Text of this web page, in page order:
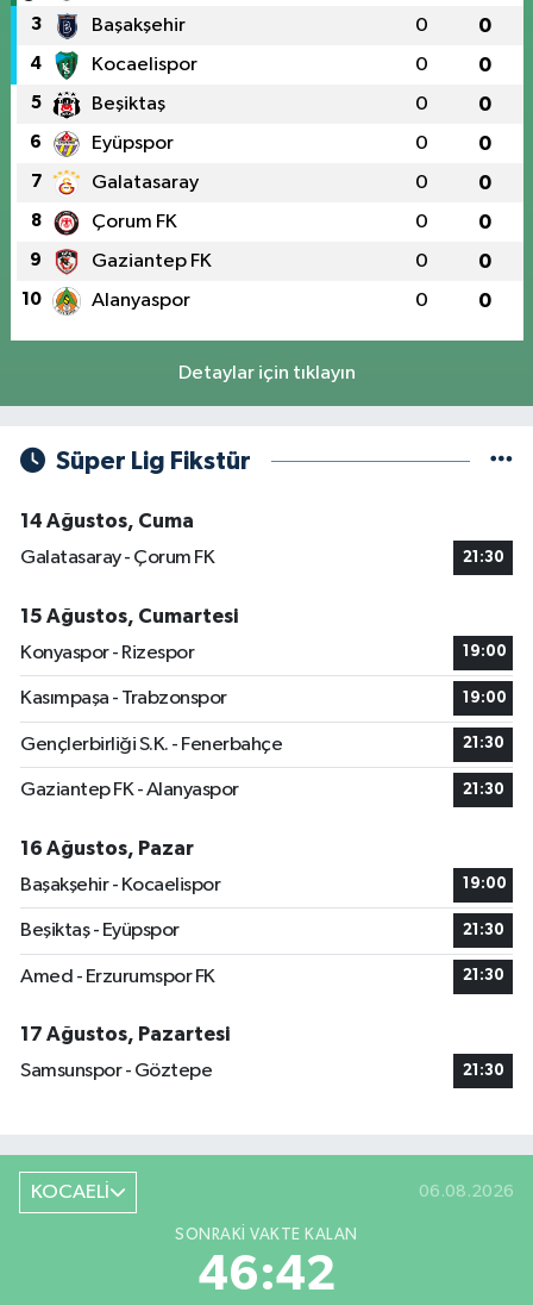
3 Başakşehir 0 0
4 Kocaelispor 0 0
5 Beşiktaş 0 0
6 Eyüpspor 0 0
7 Galatasaray 0 0
8 Çorum FK 0 0
9 Gaziantep FK 0 0
10 Alanyaspor 0 0
Detaylar için tıklayın
Süper Lig Fikstür
14 Ağustos, Cuma
Galatasaray - Çorum FK
21:30
15 Ağustos, Cumartesi
Konyaspor - Rizespor
19:00
Kasımpaşa - Trabzonspor 19:00
Gençlerbirliği S.K. - Fenerbahçe 21:30
Gaziantep FK - Alanyaspor 21:30
16 Ağustos, Pazar
Başakşehir - Kocaelispor
19:00
Beşiktaş - Eyüpspor 21:30
Amed - Erzurumspor FK 21:30
17 Ağustos, Pazartesi
Samsunspor - Göztepe
21:30
KOCAELİ 06.08.2026
SONRAKI VAKTE KALAN
46:41